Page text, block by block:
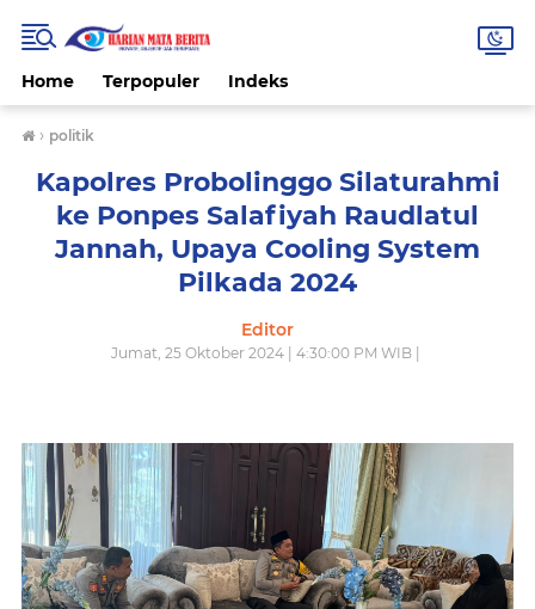
Home Terpopuler Indeks
› politik
Kapolres Probolinggo Silaturahmi
ke Ponpes Salafiyah Raudlatul
Jannah, Upaya Cooling System
Pilkada 2024
Editor
Jumat, 25 Oktober 2024 | 4:30:00 PM WIB |